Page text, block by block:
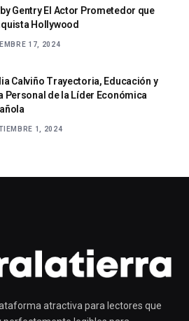
Gentry El Actor Prometedor que
Hollywood
17, 2024
Calviño Trayectoria, Educación y
Personal de la Líder Económica
1, 2024
atractiva para lectores que